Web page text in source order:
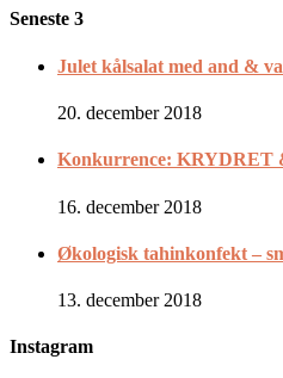
Seneste 3
Julet kålsalat med and &
20. december 2018
Konkurrence:
16. december 2018
Økologisk tahinkonfekt –
13. december 2018
Instagram